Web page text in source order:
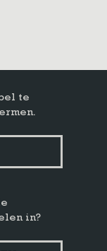
te
in?